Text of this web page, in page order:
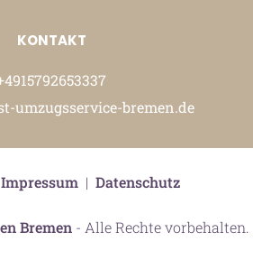
KONTAKT
umzugsservice-bremen.de
Bremen- Alle Rechte vorbehalten.
Impressum| Datenschutz